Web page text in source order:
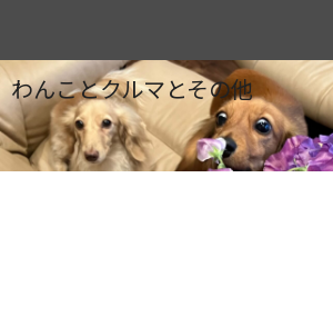
わんことクルマとその他